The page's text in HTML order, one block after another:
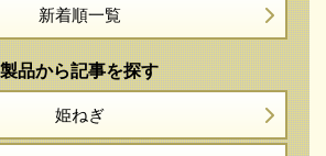
新着順一覧
製品から記事を探す
姫ねぎ